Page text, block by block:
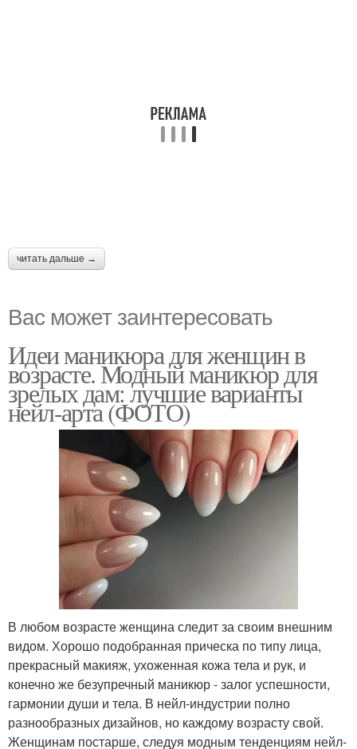
читать дальше →
Вас может заинтересовать
Идеи маникюра для женщин в
возрасте. Модный маникюр для
зрелых дам: лучшие варианты
нейл-арта (ФОТО)
В любом возрасте женщина следит за своим внешним
видом. Хорошо подобранная прическа по типу лица,
прекрасный макияж, ухоженная кожа тела и рук, и
конечно же безупречный маникюр - залог успешности,
гармонии души и тела. В нейл-индустрии полно
разнообразных дизайнов, но каждому возрасту свой.
Женщинам постарше, следуя модным тенденциям нейл-